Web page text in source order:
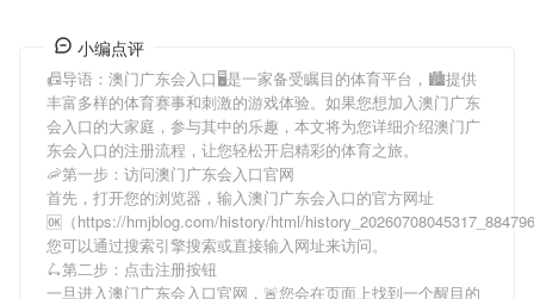
小编点评
📠导语： 澳门广东会入口🖥是一家备受瞩目的体育平台，🏙提供
丰富多样的体育赛事和刺激的游戏体验。如果您想加入澳门广东
会入口的大家庭，参与其中的乐趣，本文将为您详细介绍澳门广
东会入口的注册流程，让您轻松开启精彩的体育之旅。
🦐第一步：访问澳门广东会入口官网
首先，打开您的浏览器，输入澳门广东会入口的官方网址
🆗（https://hmjblog.com/history/html/
您可以通过搜索引擎搜索或直接输入网址来访问。
🛴第二步：点击注册按钮
一旦进入澳门广东会入口官网，🚨您会在页面上找到一个醒目的